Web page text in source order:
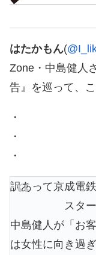
はたかもん(
Zone・中島健人
告』を巡って、
・
・
・
訳あって京成電
スタ
中島健人が「お
は女性に向き過